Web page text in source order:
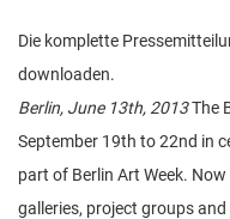
Die komplette
downloaden.
Berlin, June 13th, 2013The
September 19th to 22nd in
part of Berlin Art Week.
galleries, project groups